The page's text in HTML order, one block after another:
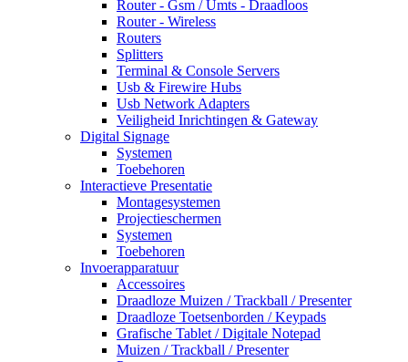
Router - Gsm / Umts - Draadloos
Router - Wireless
Routers
Splitters
Terminal & Console Servers
Usb & Firewire Hubs
Usb Network Adapters
Veiligheid Inrichtingen & Gateway
Digital Signage
Systemen
Toebehoren
Interactieve Presentatie
Montagesystemen
Projectieschermen
Systemen
Toebehoren
Invoerapparatuur
Accessoires
Draadloze Muizen / Trackball / Presenter
Draadloze Toetsenborden / Keypads
Grafische Tablet / Digitale Notepad
Muizen / Trackball / Presenter